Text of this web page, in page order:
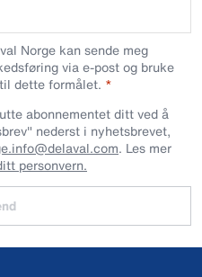
Norge kan sende meg
via e-post og bruke
dette formålet.
abonnementet ditt ved å
nederst i nyhetsbrevet,
. Les mer
personvern.